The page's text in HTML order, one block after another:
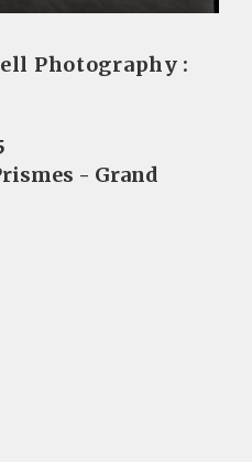
Photography :
- Grand